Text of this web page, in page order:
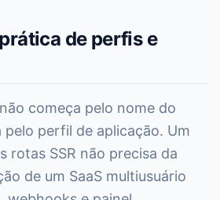
de perfis e
começa pelo nome do
perfil de aplicação. Um
rotas SSR não precisa da
de um SaaS multiusuário